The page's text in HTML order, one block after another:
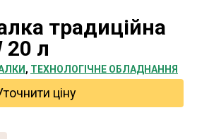
традиційна
20 л
, ТЕХНОЛОГІЧНЕ ОБЛАДНАННЯ
ціну